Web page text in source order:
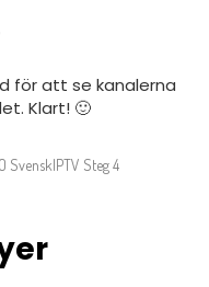
för att se kanalerna
Klart! 🙂